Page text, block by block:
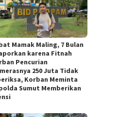
Mamak Maling, 7 Bulan
karena Fitnah
Pencurian
250 Juta Tidak
Korban Meminta
Sumut Memberikan